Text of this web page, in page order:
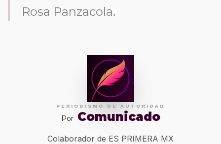
Rosa Panzacola.
PERIODISMO DE AUTORIDAD
Por Comunicado
Colaborador de ES PRIMERA MX